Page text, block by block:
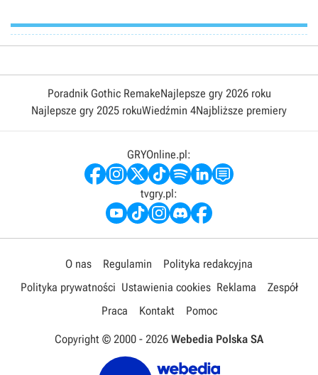
Poradnik Gothic RemakeNajlepsze gry 2026 roku
Najlepsze gry 2025 rokuWiedźmin 4Najbliższe premiery
GRYOnline.pl:
tvgry.pl:
O nas Regulamin
Polityka redakcyjna
Polityka prywatności Ustawienia cookies Reklama
Zespół
Praca
Kontakt Pomoc
Copyright © 2000 - 2026 Webedia Polska SA